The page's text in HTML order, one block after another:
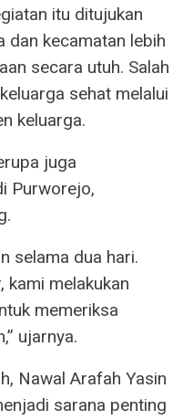
itu ditujukan
dan kecamatan lebih
secara utuh. Salah
sehat melalui
keluarga.
juga
Purworejo,
selama dua hari.
kami melakukan
memeriksa
ujarnya.
Nawal Arafah Yasin
sarana penting